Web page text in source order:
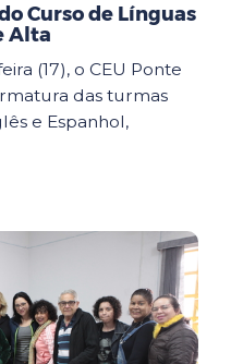
Curso de Línguas
Alta
(17), o CEU Ponte
das turmas
e Espanhol,